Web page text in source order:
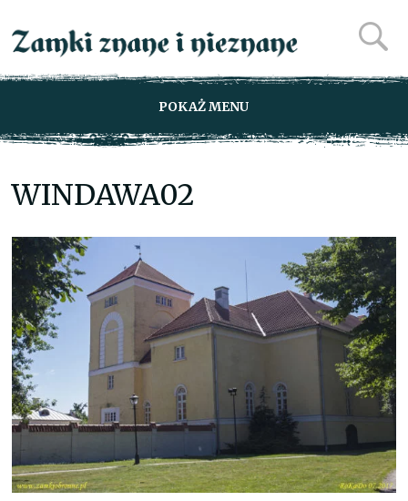
POKAŻ MENU
WINDAWA02